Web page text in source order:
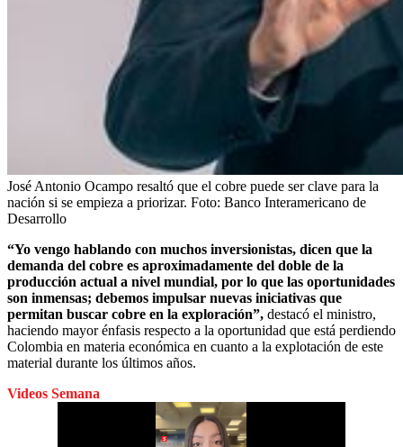
José Antonio Ocampo resaltó que el cobre puede ser clave para la
nación si se empieza a priorizar. Foto: Banco Interamericano de
Desarrollo
“Yo vengo hablando con muchos inversionistas, dicen que la
demanda del cobre es aproximadamente del doble de la
producción actual a nivel mundial, por lo que las oportunidades
son inmensas; debemos impulsar nuevas iniciativas que
permitan buscar cobre en la exploración”, destacó el ministro,
haciendo mayor énfasis respecto a la oportunidad que está perdiendo
Colombia en materia económica en cuanto a la explotación de este
material durante los últimos años.
Videos Semana